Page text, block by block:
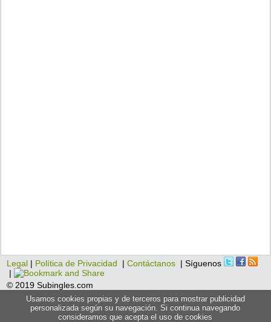
Legal | Política de Privacidad |Contáctanos | Síguenos
|
© 2019 Subingles.com
Usamos cookies propias y de terceros para mostrar publicidad
personalizada según su navegación. Si continua navegando
consideramos que acepta el uso de cookies